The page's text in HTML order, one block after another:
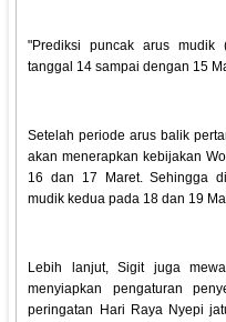
"Prediksi puncak arus mudik
tanggal 14 sampai dengan 15
Setelah periode arus balik
akan menerapkan kebijakan
16 dan 17 Maret. Sehingga
mudik kedua pada 18 dan 19
Lebih lanjut, Sigit juga
menyiapkan pengaturan
peringatan Hari Raya Nyepi